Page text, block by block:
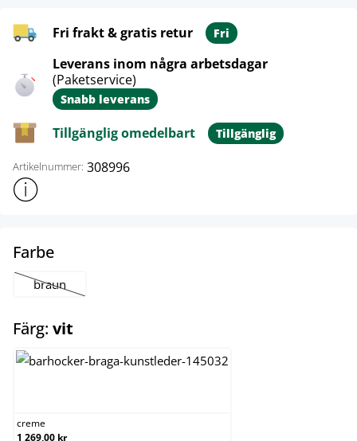
Fri frakt & gratis retur Fri
Leverans inom några arbetsdagar
(Paketservice)
Snabb leverans
Tillgänglig omedelbart Tillgänglig
Artikelnummer: 308996
Visa mer produktinformation
Farbeselect
braun
(Det här alternativet är för närvarande inte tillgängligt.)
Färg: vit
creme
1 269,00 kr